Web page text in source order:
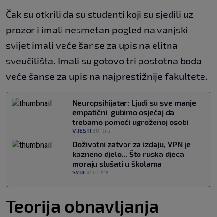
Čak su otkrili da su studenti koji su sjedili uz
prozor i imali nesmetan pogled na vanjski
svijet imali veće šanse za upis na elitna
sveučilišta. Imali su gotovo tri postotna boda
veće šanse za upis na najprestižnije fakultete.
Neuropsihijatar: Ljudi su sve manje
empatični, gubimo osjećaj da
trebamo pomoći ugroženoj osobi
VIJESTI 30. tra.
Doživotni zatvor za izdaju, VPN je
kazneno djelo... Što ruska djeca
moraju slušati u školama
SVIJET 30. tra.
Teorija obnavljanja